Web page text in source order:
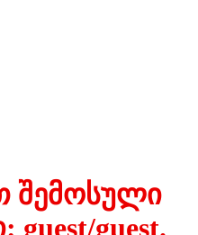
შემოსული
guest/guest.